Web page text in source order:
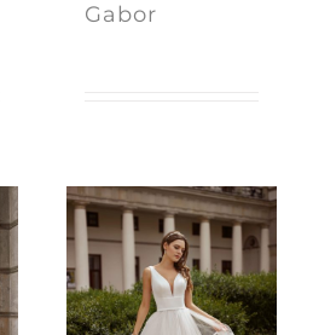
Gabor